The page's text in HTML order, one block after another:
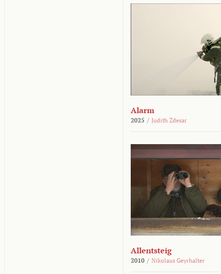
Alarm
2025 / Judith Zdesar
Allentsteig
2010 / Nikolaus Geyrhalter